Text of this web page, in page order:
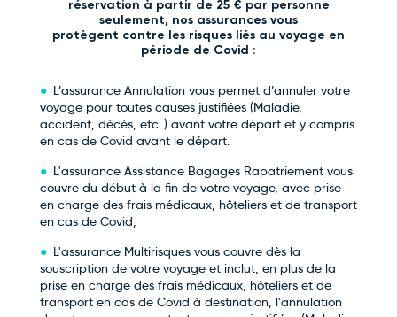
réservation à partir de 25 € par personne
seulement, nos assurances vous
protègent contre les risques liés au voyage en
période de Covid :
L’assurance Annulation vous permet d’annuler votre
voyage pour toutes causes justifiées (Maladie,
accident, décès, etc..) avant votre départ et y compris
en cas de Covid avant le départ.
L'assurance Assistance Bagages Rapatriement vous
couvre du début à la fin de votre voyage, avec prise
en charge des frais médicaux, hôteliers et de transport
en cas de Covid,
L'assurance Multirisques vous couvre dès la
souscription de votre voyage et inclut, en plus de la
prise en charge des frais médicaux, hôteliers et de
transport en cas de Covid à destination, l'annulation